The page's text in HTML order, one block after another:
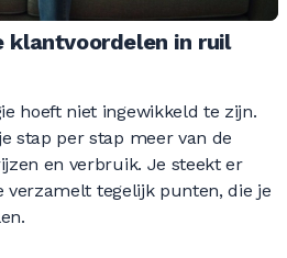
klantvoordelen in ruil
hoeft niet ingewikkeld te zijn.
stap per stap meer van de
en verbruik. Je steekt er
verzamelt tegelijk punten, die je